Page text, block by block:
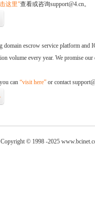
这里”查看或咨询support@4.cn。
domain escrow service platform and
volume every year. We promise
can “visit here” or contact
Copyright © 1998 -2025